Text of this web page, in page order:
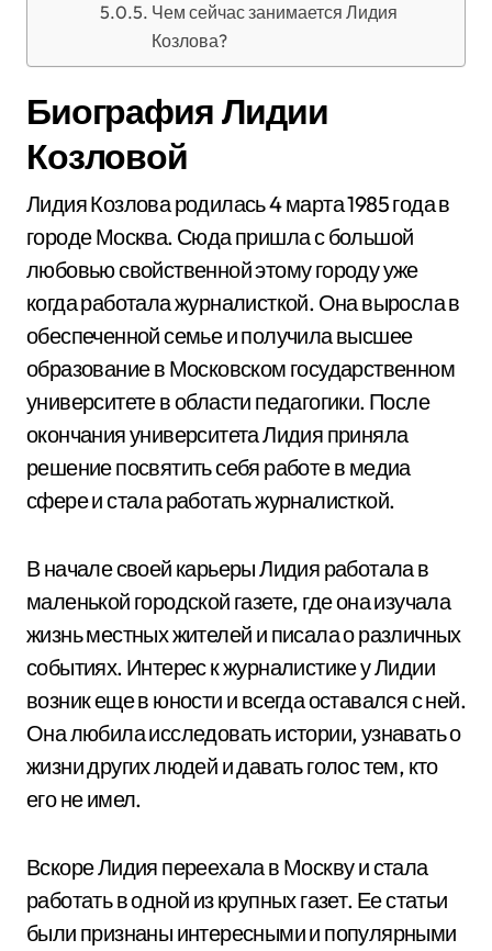
Чем сейчас занимается Лидия
Козлова?
Биография Лидии
Козловой
Лидия Козлова родилась 4 марта 1985 года в
городе Москва. Сюда пришла с большой
любовью свойственной этому городу уже
когда работала журналисткой. Она выросла в
обеспеченной семье и получила высшее
образование в Московском государственном
университете в области педагогики. После
окончания университета Лидия приняла
решение посвятить себя работе в медиа
сфере и стала работать журналисткой.
В начале своей карьеры Лидия работала в
маленькой городской газете, где она изучала
жизнь местных жителей и писала о различных
событиях. Интерес к журналистике у Лидии
возник еще в юности и всегда оставался с ней.
Она любила исследовать истории, узнавать о
жизни других людей и давать голос тем, кто
его не имел.
Вскоре Лидия переехала в Москву и стала
работать в одной из крупных газет. Ее статьи
были признаны интересными и популярными